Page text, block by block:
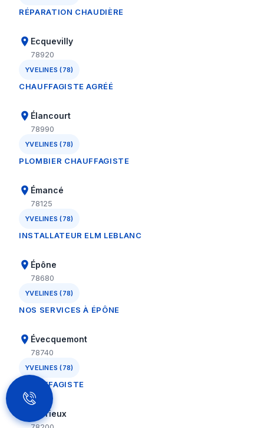
RÉPARATION CHAUDIÈRE
Ecquevilly
78920
YVELINES (78)
CHAUFFAGISTE AGRÉÉ
Élancourt
78990
YVELINES (78)
PLOMBIER CHAUFFAGISTE
Émancé
78125
YVELINES (78)
INSTALLATEUR ELM LEBLANC
Épône
78680
YVELINES (78)
NOS SERVICES À ÉPÔNE
Évecquemont
78740
YVELINES (78)
CHAUFFAGISTE
Favrieux